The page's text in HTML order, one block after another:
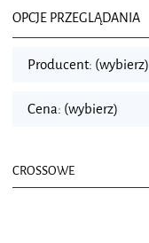
OPCJE PRZEGLĄDANIA
Producent: (wybierz)
Cena: (wybierz)
CROSSOWE